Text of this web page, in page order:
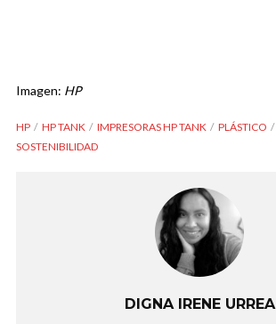
Imagen: HP
HP HP TANK IMPRESORAS HP TANK PLÁSTICO
SOSTENIBILIDAD
DIGNA IRENE URREA